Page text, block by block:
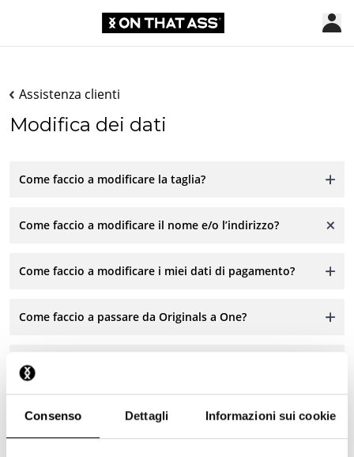
Consenso Dettagli Informazioni sui cookie
Assistenza clienti
Modifica dei dati
Come faccio a modificare la taglia?
Come faccio a modificare il nome e/o l’indirizzo?
Come faccio a modificare i miei dati di pagamento?
Come faccio a passare da Originals a One?
Come faccio a cancellarmi dalla newsletter?
Come faccio a cancellare i miei dati?